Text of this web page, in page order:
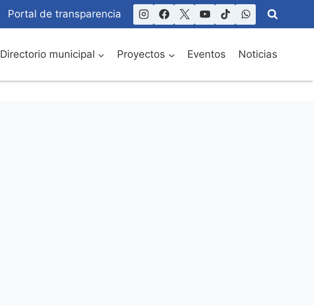
Portal de transparencia
Directorio municipal Proyectos Eventos Noticias